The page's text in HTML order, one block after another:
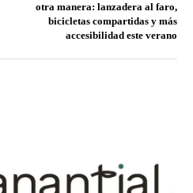
otra manera: lanzadera al faro,
bicicletas compartidas y más
accesibilidad este verano